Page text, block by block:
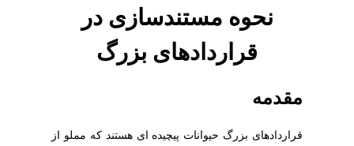
نحوه مستندسازی در
قراردادهای بزرگ
مقدمه
قراردادهای بزرگ حیوانات پیچیده ای هستند که مملو از